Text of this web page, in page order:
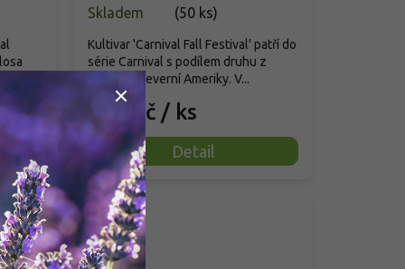
Skladem
(50 ks)
239 Kč / ks
Detail
Kultivar 'Carnival Fall Festival' patří do
série Carnival s podílem druhu z
východu Severní Ameriky. V...